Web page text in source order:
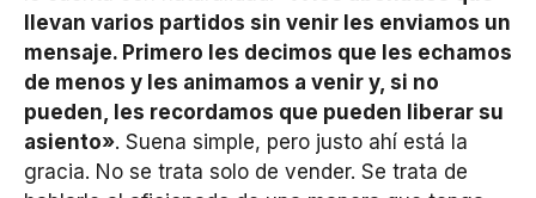
llevan varios partidos sin venir les enviamos un
mensaje. Primero les decimos que les echamos
de menos y les animamos a venir y, si no
pueden, les recordamos que pueden liberar su
asiento». Suena simple, pero justo ahí está la
gracia. No se trata solo de vender. Se trata de